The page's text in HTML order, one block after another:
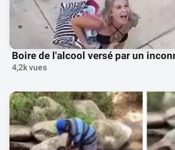
Boire de l'alcool versé par un
4,2k vues